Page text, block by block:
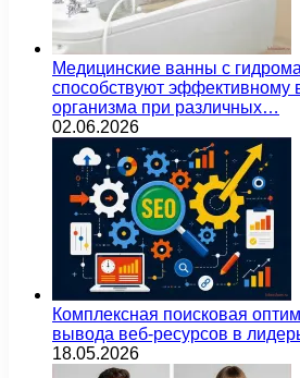
Медицинские ванны с
способствуют эффективному
организма при различных…
02.06.2026
Комплексная поисковая
вывода веб-ресурсов в
18.05.2026